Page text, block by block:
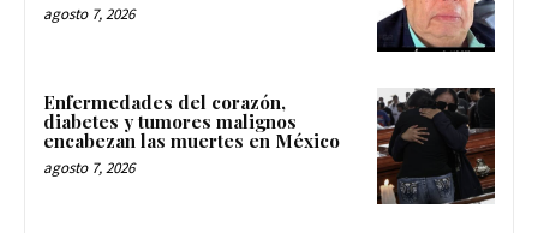
agosto 7, 2026
Enfermedades del corazón,
diabetes y tumores malignos
encabezan las muertes en México
agosto 7, 2026